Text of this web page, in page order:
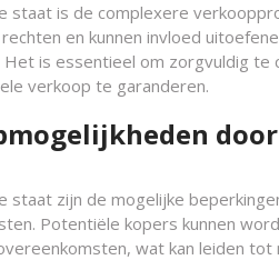
staat is de complexere
en kunnen invloed
is essentieel om zorgvuldig te
verkoop te garanderen.
staat zijn de mogelijke
Potentiële kopers kunnen
wat kan leiden